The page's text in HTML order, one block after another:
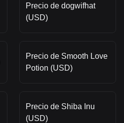
Precio de dogwifhat
(USD)
Precio de Smooth Love
Potion (USD)
Precio de Shiba Inu
(USD)